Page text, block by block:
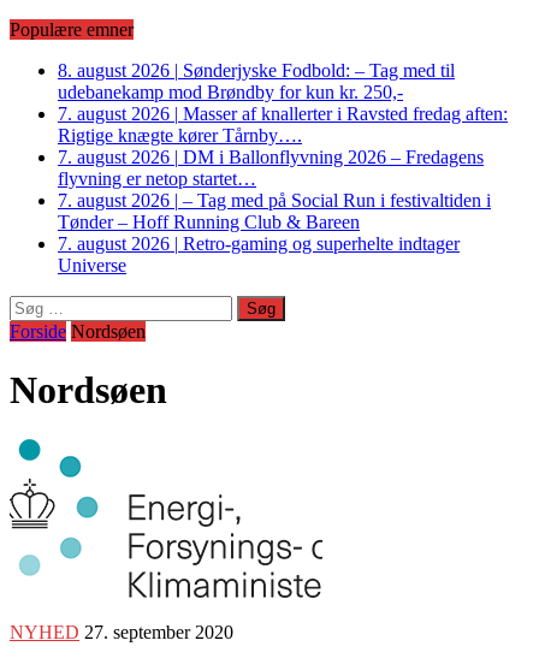
Populære emner
8. august 2026 | Sønderjyske Fodbold: – Tag med til
udebanekamp mod Brøndby for kun kr. 250,-
7. august 2026 | Masser af knallerter i Ravsted fredag aften:
Rigtige knægte kører Tårnby….
7. august 2026 | DM i Ballonflyvning 2026 – Fredagens
flyvning er netop startet…
7. august 2026 | – Tag med på Social Run i festivaltiden i
Tønder – Hoff Running Club & Bareen
7. august 2026 | Retro-gaming og superhelte indtager
Universe
Søg
efter:
Forside Nordsøen
Nordsøen
NYHED 27. september 2020